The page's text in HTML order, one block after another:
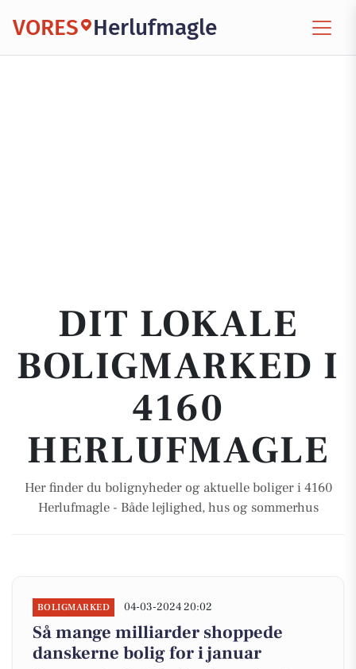
VORES Herlufmagle
DIT LOKALE
BOLIGMARKED I
4160
HERLUFMAGLE
Her finder du bolignyheder og aktuelle boliger i 4160
Herlufmagle - Både lejlighed, hus og sommerhus
BOLIGMARKED 04-03-2024 20:02
Så mange milliarder shoppede
danskerne bolig for i januar